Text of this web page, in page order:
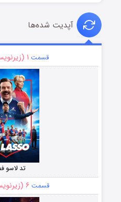
آپدیت شده‌ها
قسمت ۱ (زیرنویس)
تد لاسو
قسمت ۶ (زیرنویس)